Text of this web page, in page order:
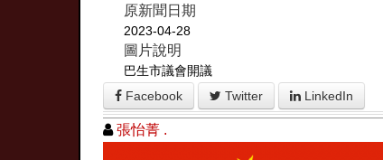
原新聞日期
2023-04-28
圖片說明
巴生市議會開議
Facebook
Twitter LinkedIn
張怡菁 .